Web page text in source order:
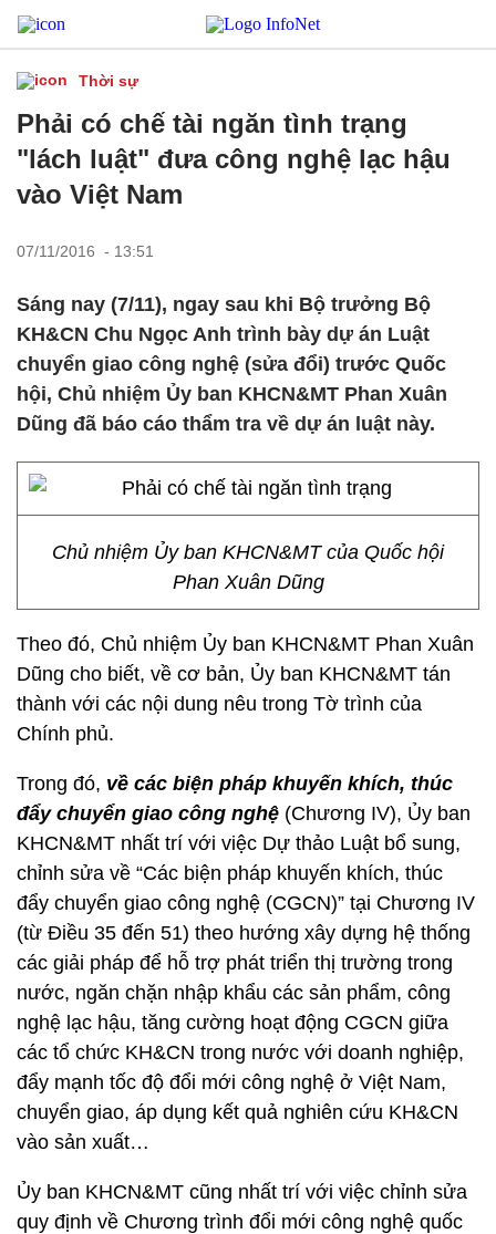
Thời sự
Phải có chế tài ngăn tình trạng
"lách luật" đưa công nghệ lạc hậu
vào Việt Nam
07/11/2016 - 13:51
Sáng nay (7/11), ngay sau khi Bộ trưởng Bộ
KH&CN Chu Ngọc Anh trình bày dự án Luật
chuyển giao công nghệ (sửa đổi) trước Quốc
hội, Chủ nhiệm Ủy ban KHCN&MT Phan Xuân
Dũng đã báo cáo thẩm tra về dự án luật này.
Chủ nhiệm Ủy ban KHCN&MT của Quốc hội
Phan Xuân Dũng
Theo đó, Chủ nhiệm Ủy ban KHCN&MT Phan Xuân
Dũng cho biết, về cơ bản, Ủy ban KHCN&MT tán
thành với các nội dung nêu trong Tờ trình của
Chính phủ.
Trong đó, về các biện pháp khuyến khích, thúc
đẩy chuyển giao công nghệ (Chương IV), Ủy ban
KHCN&MT nhất trí với việc Dự thảo Luật bổ sung,
chỉnh sửa về “Các biện pháp khuyến khích, thúc
đẩy chuyển giao công nghệ (CGCN)” tại Chương IV
(từ Điều 35 đến 51) theo hướng xây dựng hệ thống
các giải pháp để hỗ trợ phát triển thị trường trong
nước, ngăn chặn nhập khẩu các sản phẩm, công
nghệ lạc hậu, tăng cường hoạt động CGCN giữa
các tổ chức KH&CN trong nước với doanh nghiệp,
đẩy mạnh tốc độ đổi mới công nghệ ở Việt Nam,
chuyển giao, áp dụng kết quả nghiên cứu KH&CN
vào sản xuất…
Ủy ban KHCN&MT cũng nhất trí với việc chỉnh sửa
quy định về Chương trình đổi mới công nghệ quốc